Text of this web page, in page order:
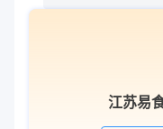
江苏易